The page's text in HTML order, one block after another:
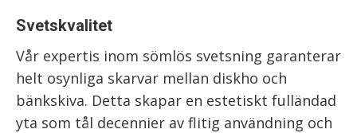
Svetskvalitet
Vår expertis inom sömlös svetsning garanterar
helt osynliga skarvar mellan diskho och
bänkskiva. Detta skapar en estetiskt fulländad
yta som tål decennier av flitig användning och